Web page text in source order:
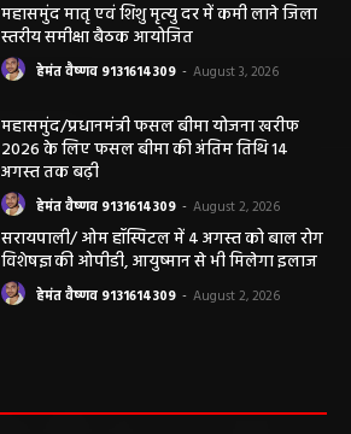
महासमुंद मातृ एवं शिशु मृत्यु दर में कमी लाने जिला
स्तरीय समीक्षा बैठक आयोजित
हेमंत वैष्णव 9131614309 - August 3, 2026
महासमुंद/प्रधानमंत्री फसल बीमा योजना खरीफ
2026 के लिए फसल बीमा की अंतिम तिथि 14
अगस्त तक बढ़ी
हेमंत वैष्णव 9131614309 - August 2, 2026
सरायपाली/ ओम हॉस्पिटल में 4 अगस्त को बाल रोग
विशेषज्ञ की ओपीडी, आयुष्मान से भी मिलेगा इलाज
हेमंत वैष्णव 9131614309 - August 2, 2026